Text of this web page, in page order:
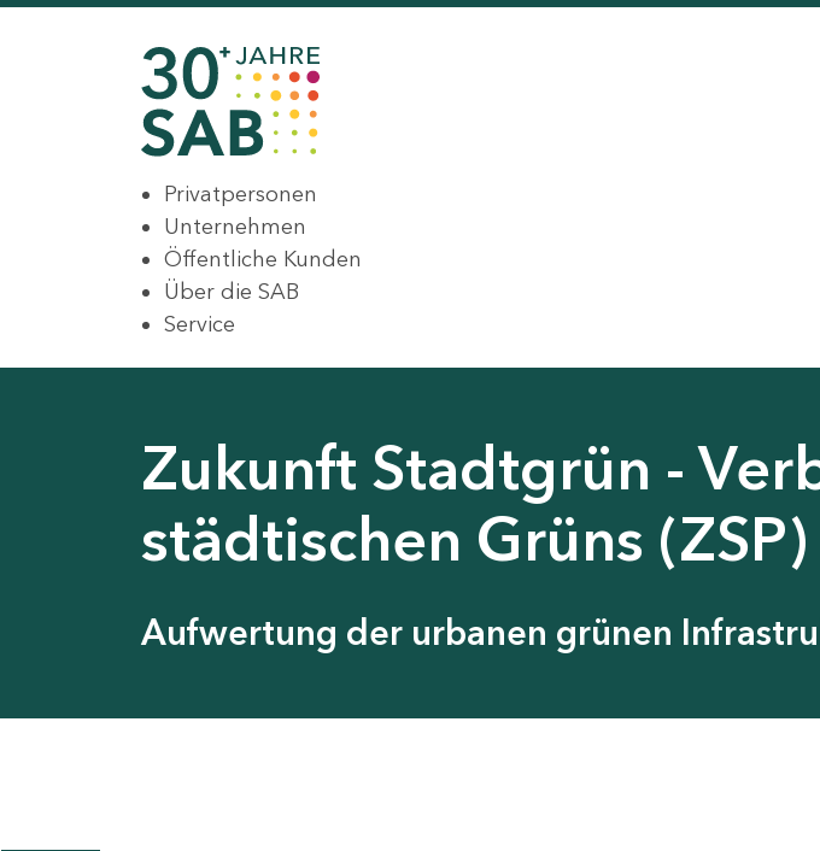
Privatpersonen
Unternehmen
Öffentliche Kunden
Über die SAB
Service
Zukunft Stadtgrün -
städtischen Grüns (ZSP)
Aufwertung der urbanen grünen